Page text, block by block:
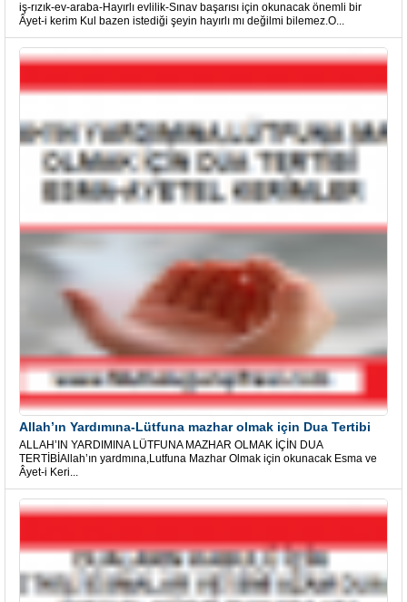
iş-rızık-ev-araba-Hayırlı evlilik-Sınav başarısı için okunacak önemli bir
Âyet-i kerim Kul bazen istediği şeyin hayırlı mı değilmi bilemez.O...
Allah’ın Yardımına-Lütfuna mazhar olmak için Dua Tertibi
ALLAH’IN YARDIMINA LÜTFUNA MAZHAR OLMAK İÇİN DUA
TERTİBİAllah’ın yardmına,Lutfuna Mazhar Olmak için okunacak Esma ve
Âyet-i Keri...